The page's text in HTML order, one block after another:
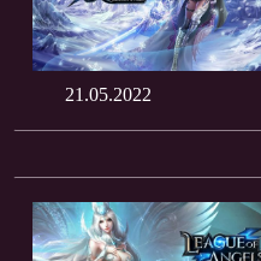
21.05.2022